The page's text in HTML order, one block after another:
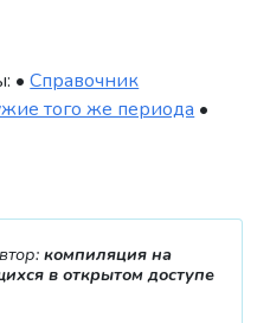
•Справочник
того же периода •
компиляция на
в открытом доступе